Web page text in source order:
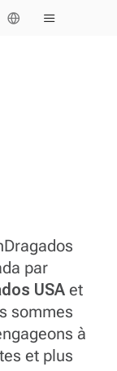
par
USA et
sommes
à
et plus